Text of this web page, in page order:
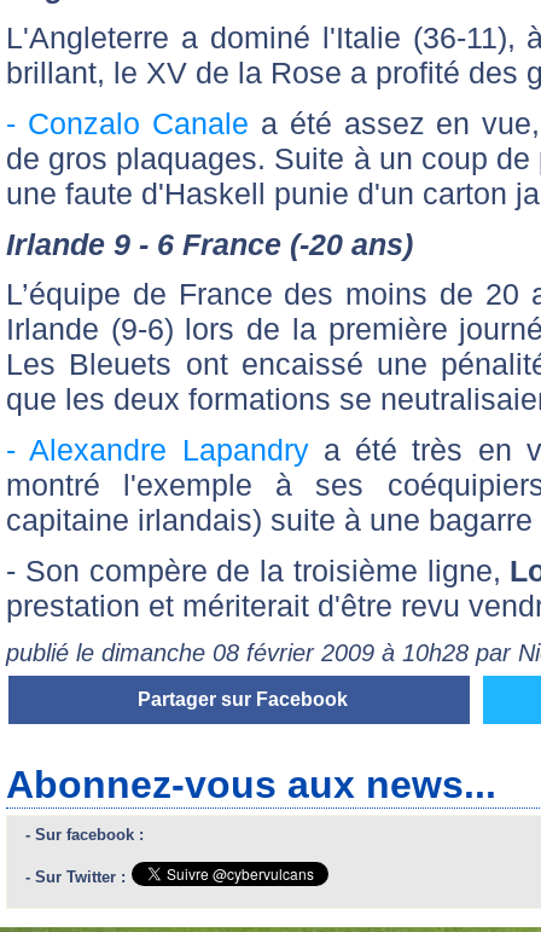
L'Angleterre a dominé l'Italie (36-11),
brillant, le XV de la Rose a profité des
- Conzalo Canale a été assez en
de gros plaquages. Suite à un coup
une faute d'Haskell punie d'un carton
Irlande 9 - 6 France (-20 ans)
L’équipe de France des moins de 20
Irlande (9-6) lors de la première
Les Bleuets ont encaissé une
que les deux formations se
- Alexandre Lapandry a été très en
montré l'exemple à ses
capitaine irlandais) suite à une
- Son compère de la troisième ligne,
prestation et mériterait d'être revu
publié le dimanche 08 février 2009 à 10h28 par
Partager sur Facebook
Abonnez-vous aux news...
- Sur facebook :
- Sur Twitter :